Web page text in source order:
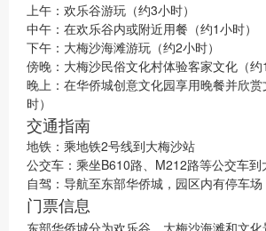
上午：欢乐谷游玩（约3小时）
中午：在欢乐谷内或附近用餐（约1小时）
下午：大梅沙海滩游玩（约2小时）
傍晚：大梅沙民俗文化村体验客家文化（约
晚上：在华侨城创意文化园享用晚餐并欣
时）
交通指南
地铁：乘地铁2号线到大梅沙站
公交车：乘坐B610路、M212路等公交车
自驾：导航至东部华侨城，园区内有停车场
门票信息
东部华侨城分为欢乐谷、大梅沙海滩和文